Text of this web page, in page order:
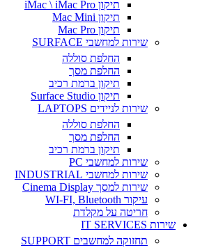
תיקון iMac \ iMac Pro
תיקון Mac Mini
תיקון Mac Pro
שירות למחשבי SURFACE
החלפת סוללה
החלפת מסך
תיקון ברמת רכיב
תיקון Surface Studio
שירות לניידים LAPTOPS
החלפת סוללה
החלפת מסך
תיקון ברמת רכיב
שירות למחשבי PC
שירות למחשבי INDUSTRIAL
שירות למסך Cinema Display
עיקור WI-FI, Bluetooth
חריטה על מקלדת
שירות IT SERVICES
תחזוקה למחשבים SUPPORT